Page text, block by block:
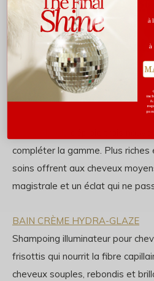
compléter la gamme. Plus
soins offrent aux cheveux
magistrale et un éclat qui ne
BAIN CRÈME HYDRA-GLAZE
Shampoing illuminateur pour
frisottis qui nourrit la fibre
cheveux souples, rebondis et
à
à
&